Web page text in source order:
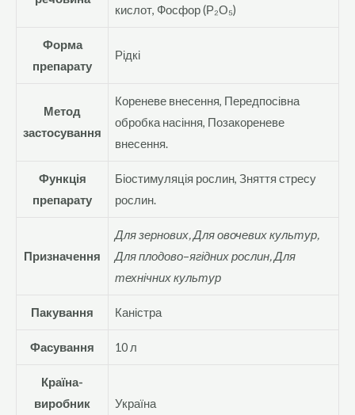
кислот, Фосфор (Р₂О₅)
Форма
препарату
Рідкі
Метод
застосування
Кореневе внесення, Передпосівна
обробка насіння, Позакореневе
внесення.
Функція
препарату
Біостимуляція рослин, Зняття стресу
рослин.
Призначення
Для зернових, Для овочевих культур,
Для плодово–ягідних рослин, Для
технічних культур
Пакування Каністра
Фасування 10 л
Країна-
виробник
Україна